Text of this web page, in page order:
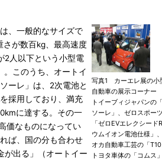
写真1 カーエレ展の小
自動車の展示コーナ
トイーブィジャパンの
ソーレ」、ゼロスポー
「ゼロEVエレクシード
ウムイオン電池仕様」
オカ自動車工芸の「
トヨタ車体の「コムス
、一般的なサイズで
さが数百kg、最高速度
2人以下という小型電
。このうち、オートイ
ーレ」は、2次電池と
採用しており、満充
に達する。その一
価なものになってい
ば、国の分も合わせ
が出る」（オートイー